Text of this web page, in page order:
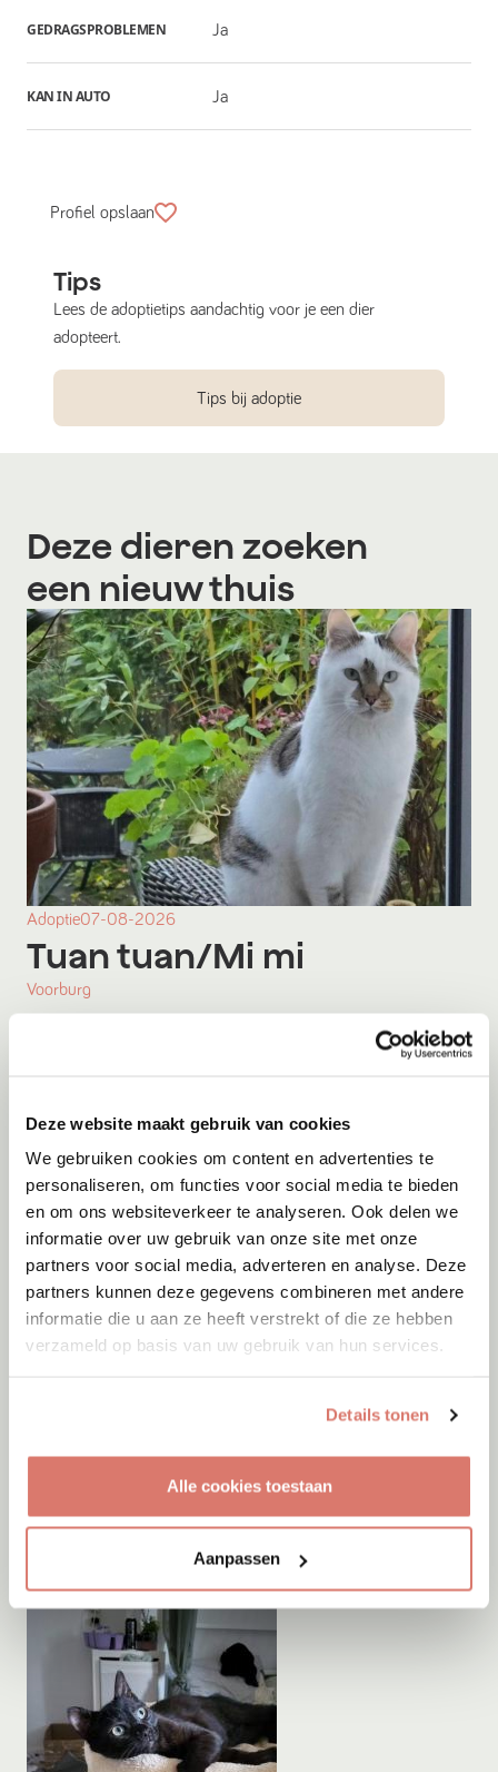
Deze website maakt gebruik van cookies
We gebruiken cookies om content en advertenties te
personaliseren, om functies voor social media te bieden
en om ons websiteverkeer te analyseren. Ook delen we
informatie over uw gebruik van onze site met onze
partners voor social media, adverteren en analyse. Deze
partners kunnen deze gegevens combineren met andere
informatie die u aan ze heeft verstrekt of die ze hebben
verzameld op basis van uw gebruik van hun services.
Details tonen
Alle cookies toestaan
Aanpassen
GEDRAGSPROBLEMEN Ja
KAN IN AUTO Ja
Profiel opslaan
Tips
Lees de adoptietips aandachtig voor je een dier
adopteert.
Tips bij adoptie
Deze dieren zoeken
een nieuw thuis
Adoptie07-08-2026
Tuan tuan/Mi mi
Voorburg
Haidari